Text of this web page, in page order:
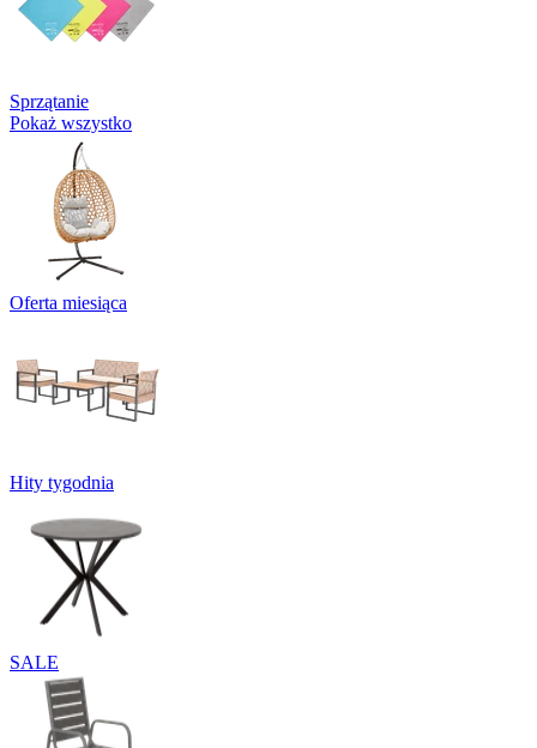
Sprzątanie
Pokaż wszystko
Oferta miesiąca
Hity tygodnia
SALE